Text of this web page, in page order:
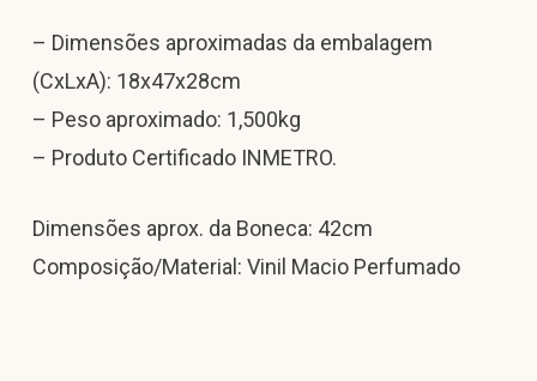
– Dimensões aproximadas da embalagem
(CxLxA): 18x47x28cm
– Peso aproximado: 1,500kg
– Produto Certificado INMETRO.
Dimensões aprox. da Boneca: 42cm
Composição/Material: Vinil Macio Perfumado